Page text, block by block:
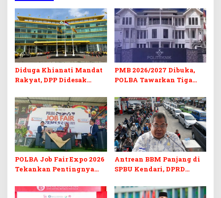
Diduga Khianati Mandat
Rakyat, DPP Didesak
Morowali
PMB 2026/2027 Dibuka,
POLBA Tawarkan Tiga
Kuliah Gratis
POLBA Job Fair Expo 2026
Tekankan Pentingnya
Digital
Antrean BBM Panjang di
SPBU Kendari, DPRD
Barcode Curang